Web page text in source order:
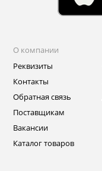
О компании
Реквизиты
Контакты
Обратная связь
Поставщикам
Вакансии
Каталог товаров